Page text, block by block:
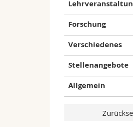
Forschung
Verschiedenes
Stellenangebote
Allgemein